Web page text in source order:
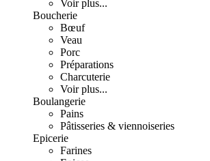
Voir plus...
Boucherie
Bœuf
Veau
Porc
Préparations
Charcuterie
Voir plus...
Boulangerie
Pains
Pâtisseries & viennoiseries
Epicerie
Farines